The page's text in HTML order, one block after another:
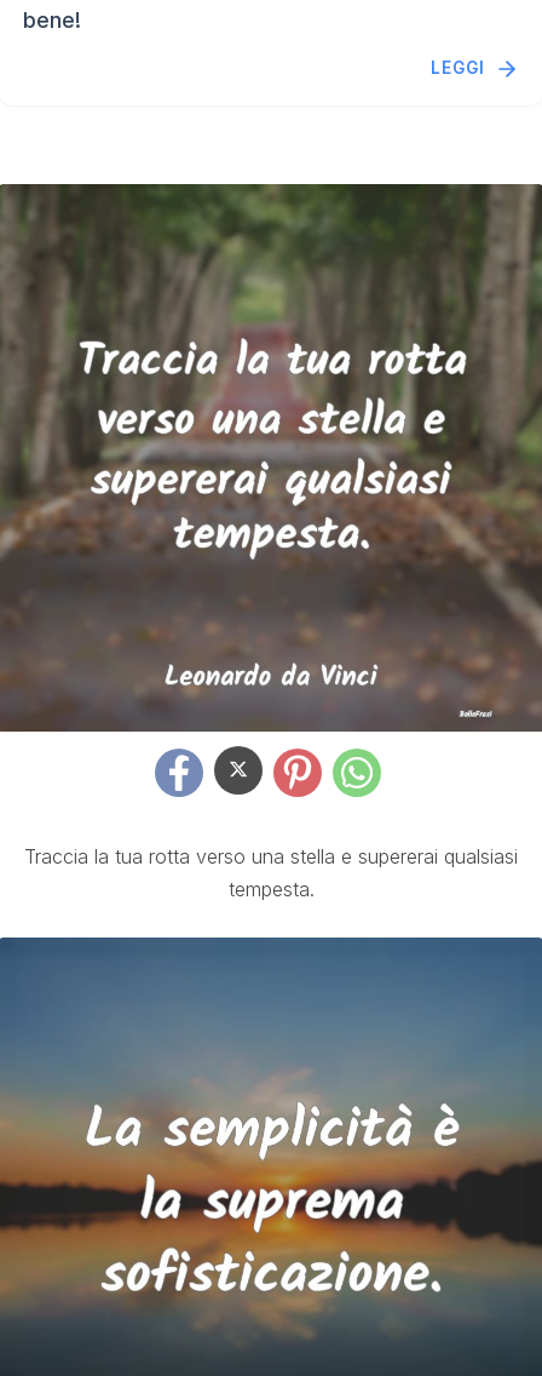
bene!
LEGGI
Traccia la tua rotta verso una stella e supererai qualsiasi
tempesta.